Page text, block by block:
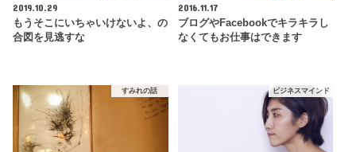
2019.10.29
もうそこにいちゃいけないよ、の
合図を見逃すな
2016.11.17
ブログやFacebookでキラキラし
なくてもお仕事はできます
すみれの話 ビジネスマインド